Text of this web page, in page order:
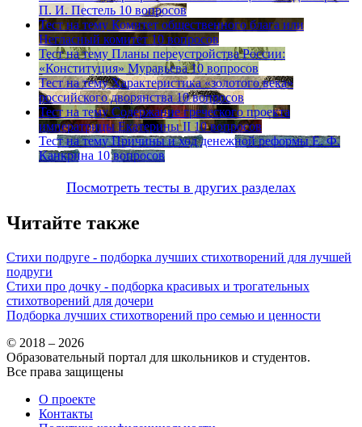
П. И. Пестель 10 вопросов
Тест на тему Комитет общественного блага или
Негласный комитет 10 вопросов
Тест на тему Планы переустройства России:
«Конституция» Муравьева 10 вопросов
Тест на тему Характеристика «золотого века»
российского дворянства 10 вопросов
Тест на тему Содержание греческого проекта
императрицы Екатерины II 10 вопросов
Тест на тему Причины и ход денежной реформы Е. Ф.
Канкрина 10 вопросов
Посмотреть тесты в других разделах
Читайте также
Стихи подруге - подборка лучших стихотворений для лучшей
подруги
Стихи про дочку - подборка красивых и трогательных
стихотворений для дочери
Подборка лучших стихотворений про семью и ценности
© 2018 – 2026
Образовательный портал для школьников и студентов.
Все права защищены
О проекте
Контакты